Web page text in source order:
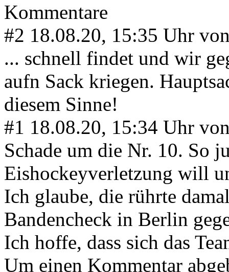
Kommentare
#2 18.08.20, 15:35 Uhr
... schnell findet und wir
aufn Sack kriegen.
diesem Sinne!
#1 18.08.20, 15:34 Uhr
Schade um die Nr. 10. So
Eishockeyverletzung will
Ich glaube, die rührte
Bandencheck in Berlin
Ich hoffe, dass sich das
Um einen Kommentar